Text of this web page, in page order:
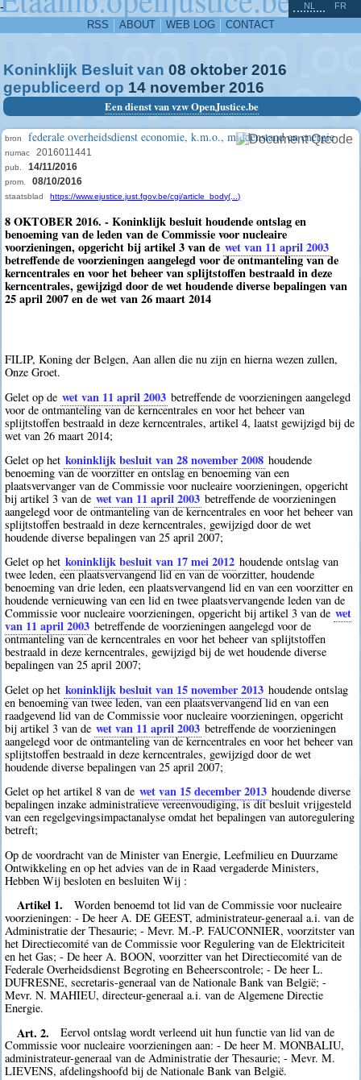
-
RSS ABOUT WEB LOG CONTACT
NL FR
Koninklijk Besluit van 08 oktober 2016
gepubliceerd op 14 november 2016
Een dienst van vzw OpenJustice.be
bron federale overheidsdienst economie, k.m.o., middenstand en energie
numac 2016011441
pub. 14/11/2016
prom. 08/10/2016
staatsblad https://www.ejustice.just.fgov.be/cgi/article_body(...)
8 OKTOBER 2016. - Koninklijk besluit houdende ontslag en
benoeming van de leden van de Commissie voor nucleaire
voorzieningen, opgericht bij artikel 3 van de wet van 11 april 2003
betreffende de voorzieningen aangelegd voor de ontmanteling van de
kerncentrales en voor het beheer van splijtstoffen bestraald in deze
kerncentrales, gewijzigd door de wet houdende diverse bepalingen van
25 april 2007 en de wet van 26 maart 2014
FILIP, Koning der Belgen, Aan allen die nu zijn en hierna wezen zullen,
Onze Groet.
Gelet op de wet van 11 april 2003 betreffende de voorzieningen aangelegd
voor de ontmanteling van de kerncentrales en voor het beheer van
splijtstoffen bestraald in deze kerncentrales, artikel 4, laatst gewijzigd bij de
wet van 26 maart 2014;
Gelet op het koninklijk besluit van 28 november 2008 houdende
benoeming van de voorzitter en ontslag en benoeming van een
plaatsvervanger van de Commissie voor nucleaire voorzieningen, opgericht
bij artikel 3 van de wet van 11 april 2003 betreffende de voorzieningen
aangelegd voor de ontmanteling van de kerncentrales en voor het beheer van
splijtstoffen bestraald in deze kerncentrales, gewijzigd door de wet
houdende diverse bepalingen van 25 april 2007;
Gelet op het koninklijk besluit van 17 mei 2012 houdende ontslag van
twee leden, een plaatsvervangend lid en van de voorzitter, houdende
benoeming van drie leden, een plaatsvervangend lid en van een voorzitter en
houdende vernieuwing van een lid en twee plaatsvervangende leden van de
Commissie voor nucleaire voorzieningen, opgericht bij artikel 3 van de wet
van 11 april 2003 betreffende de voorzieningen aangelegd voor de
ontmanteling van de kerncentrales en voor het beheer van splijtstoffen
bestraald in deze kerncentrales, gewijzigd bij de wet houdende diverse
bepalingen van 25 april 2007;
Gelet op het koninklijk besluit van 15 november 2013 houdende ontslag
en benoeming van twee leden, van een plaatsvervangend lid en van een
raadgevend lid van de Commissie voor nucleaire voorzieningen, opgericht
bij artikel 3 van de wet van 11 april 2003 betreffende de voorzieningen
aangelegd voor de ontmanteling van de kerncentrales en voor het beheer van
splijtstoffen bestraald in deze kerncentrales, gewijzigd door de wet
houdende diverse bepalingen van 25 april 2007;
Gelet op het artikel 8 van de wet van 15 december 2013 houdende diverse
bepalingen inzake administratieve vereenvoudiging, is dit besluit vrijgesteld
van een regelgevingsimpactanalyse omdat het bepalingen van autoregulering
betreft;
Op de voordracht van de Minister van Energie, Leefmilieu en Duurzame
Ontwikkeling en op het advies van de in Raad vergaderde Ministers,
Hebben Wij besloten en besluiten Wij :
Artikel 1.
Worden benoemd tot lid van de Commissie voor nucleaire
voorzieningen: - De heer A. DE GEEST, administrateur-generaal a.i. van de
Administratie der Thesaurie; - Mevr. M.-P. FAUCONNIER, voorzitster van
het Directiecomité van de Commissie voor Regulering van de Elektriciteit
en het Gas; - De heer A. BOON, voorzitter van het Directiecomité van de
Federale Overheidsdienst Begroting en Beheerscontrole; - De heer L.
DUFRESNE, secretaris-generaal van de Nationale Bank van België; -
Mevr. N. MAHIEU, directeur-generaal a.i. van de Algemene Directie
Energie.
Art. 2.
Eervol ontslag wordt verleend uit hun functie van lid van de
Commissie voor nucleaire voorzieningen aan: - De heer M. MONBALIU,
administrateur-generaal van de Administratie der Thesaurie; - Mevr. M.
LIEVENS, afdelingshoofd bij de Nationale Bank van België.
^